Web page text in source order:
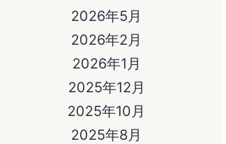
2026年5月
2026年2月
2026年1月
2025年12月
2025年10月
2025年8月